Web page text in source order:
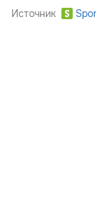
Источник